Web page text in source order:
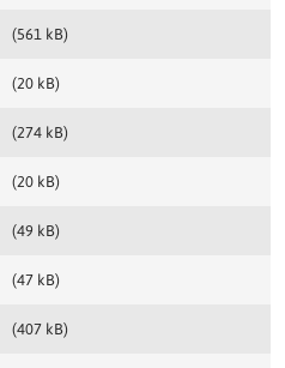
(561 kB)
(20 kB)
(274 kB)
(20 kB)
(49 kB)
(47 kB)
(407 kB)